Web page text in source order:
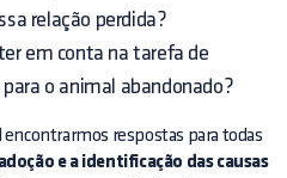
relação perdida?
em conta na tarefa de
o animal abandonado?
respostas para todas
e a identificação das causas